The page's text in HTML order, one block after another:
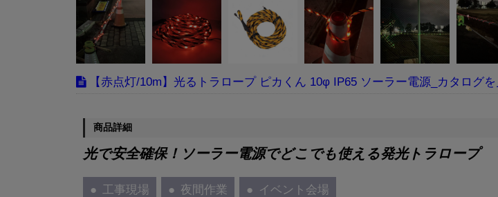
【赤点灯/10m】光るトラロープ ピカくん 10φ IP65 ソーラー電源_カタログ
商品詳細
光で安全確保！ソーラー電源でどこでも使える発光トラロープ
工事現場 夜間作業 イベント会場